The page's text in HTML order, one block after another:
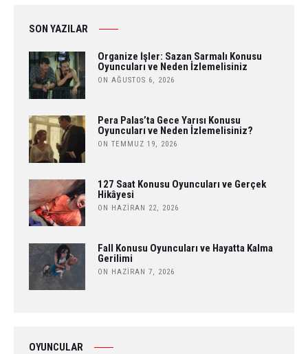
SON YAZILAR
Organize İşler: Sazan Sarmalı Konusu
Oyuncuları ve Neden İzlemelisiniz
ON AĞUSTOS 6, 2026
Pera Palas’ta Gece Yarısı Konusu
Oyuncuları ve Neden İzlemelisiniz?
ON TEMMUZ 19, 2026
127 Saat Konusu Oyuncuları ve Gerçek
Hikâyesi
ON HAZIRAN 22, 2026
Fall Konusu Oyuncuları ve Hayatta Kalma
Gerilimi
ON HAZIRAN 7, 2026
OYUNCULAR